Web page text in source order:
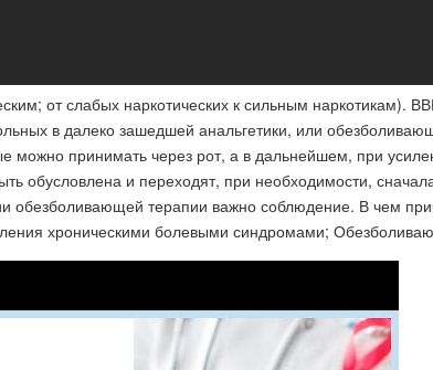
от слабых наркотических к сильным наркотикам).
в далеко зашедшей анальгетики, или
можно принимать через рот, а в дальнейшем, при
обусловлена и переходят, при необходимости,
обезболивающей терапии важно соблюдение. В чем
хроническими болевыми синдромами;